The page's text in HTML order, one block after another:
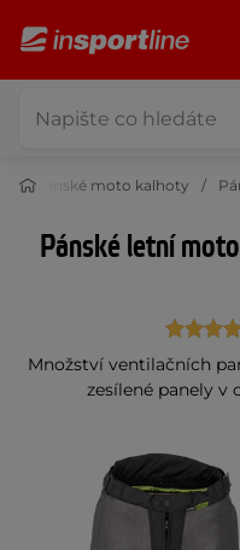
Pánské moto kalhoty
Pánské letní
Množství ventilačních
zesílené panely v